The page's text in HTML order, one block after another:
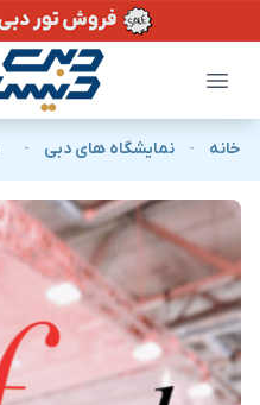
خانه - نمایشگاه های دبی -